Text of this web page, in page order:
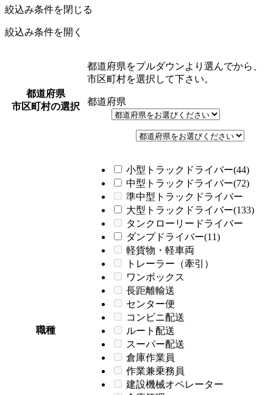
絞込み条件を閉じる
絞込み条件を開く
都道府県
市区町村の選択
都道府県をプルダウンより選んでから、
市区町村を選択して下さい。
都道府県
職種
小型トラックドライバー(44)
中型トラックドライバー(72)
準中型トラックドライバー
大型トラックドライバー(133)
タンクローリードライバー
ダンプドライバー(11)
軽貨物・軽車両
トレーラー（牽引）
ワンボックス
長距離輸送
センター便
コンビニ配送
ルート配送
スーパー配送
倉庫作業員
作業兼乗務員
建設機械オペレーター